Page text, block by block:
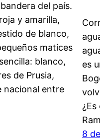
del país.
y amarilla,
de blanco,
matices
blanco,
de Prusia,
nacional entre
es
8